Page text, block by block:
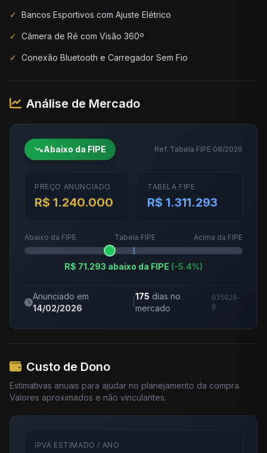
✓ Bancos Esportivos com Ajuste Elétrico
✓ Câmera de Ré com Visão 360º
✓ Conexão Bluetooth e Carregador Sem Fio
Análise de Mercado
trending_downAbaixo da FIPE Ref. Tabela FIPE 08/2026
PREÇO ANUNCIADO
R$ 1.240.000
TABELA FIPE
R$ 1.311.293
Abaixo da FIPE Tabela FIPE Acima da FIPE
R$ 71.293 abaixo da FIPE (-5.4%)
Anunciado em
14/02/2026
175 dias no
mercado
035029-
0
Custo de Dono
Estimativas anuais para ajudar no planejamento da compra.
Valores aproximados e não vinculantes.
IPVA ESTIMADO / ANO